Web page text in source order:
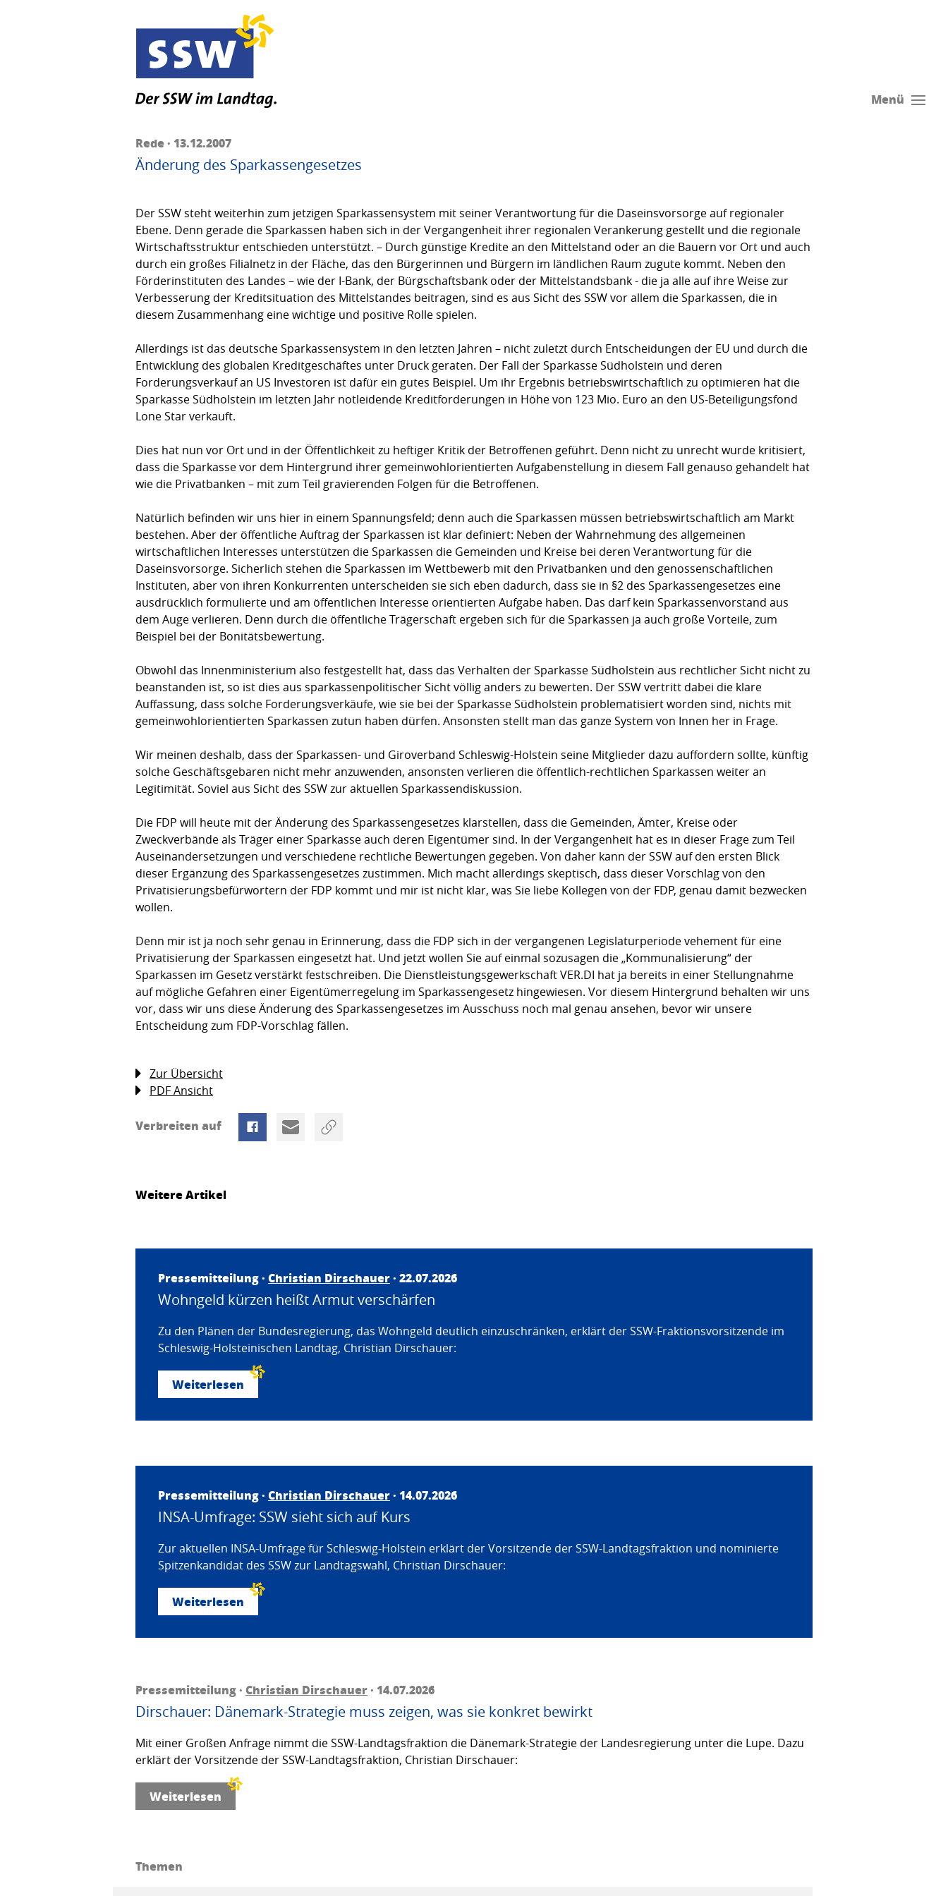
Menü
Rede · 13.12.2007
Änderung des Sparkassengesetzes
Der SSW steht weiterhin zum jetzigen Sparkassensystem mit seiner Verantwortung für die Daseinsvorsorge auf regionaler
Ebene. Denn gerade die Sparkassen haben sich in der Vergangenheit ihrer regionalen Verankerung gestellt und die regionale
Wirtschaftsstruktur entschieden unterstützt. – Durch günstige Kredite an den Mittelstand oder an die Bauern vor Ort und auch
durch ein großes Filialnetz in der Fläche, das den Bürgerinnen und Bürgern im ländlichen Raum zugute kommt. Neben den
Förderinstituten des Landes – wie der I-Bank, der Bürgschaftsbank oder der Mittelstandsbank - die ja alle auf ihre Weise zur
Verbesserung der Kreditsituation des Mittelstandes beitragen, sind es aus Sicht des SSW vor allem die Sparkassen, die in
diesem Zusammenhang eine wichtige und positive Rolle spielen.
Allerdings ist das deutsche Sparkassensystem in den letzten Jahren – nicht zuletzt durch Entscheidungen der EU und durch die
Entwicklung des globalen Kreditgeschäftes unter Druck geraten. Der Fall der Sparkasse Südholstein und deren
Forderungsverkauf an US Investoren ist dafür ein gutes Beispiel. Um ihr Ergebnis betriebswirtschaftlich zu optimieren hat die
Sparkasse Südholstein im letzten Jahr notleidende Kreditforderungen in Höhe von 123 Mio. Euro an den US-Beteiligungsfond
Lone Star verkauft.
Dies hat nun vor Ort und in der Öffentlichkeit zu heftiger Kritik der Betroffenen geführt. Denn nicht zu unrecht wurde kritisiert,
dass die Sparkasse vor dem Hintergrund ihrer gemeinwohlorientierten Aufgabenstellung in diesem Fall genauso gehandelt hat
wie die Privatbanken – mit zum Teil gravierenden Folgen für die Betroffenen.
Natürlich befinden wir uns hier in einem Spannungsfeld; denn auch die Sparkassen müssen betriebswirtschaftlich am Markt
bestehen. Aber der öffentliche Auftrag der Sparkassen ist klar definiert: Neben der Wahrnehmung des allgemeinen
wirtschaftlichen Interesses unterstützen die Sparkassen die Gemeinden und Kreise bei deren Verantwortung für die
Daseinsvorsorge. Sicherlich stehen die Sparkassen im Wettbewerb mit den Privatbanken und den genossenschaftlichen
Instituten, aber von ihren Konkurrenten unterscheiden sie sich eben dadurch, dass sie in §2 des Sparkassengesetzes eine
ausdrücklich formulierte und am öffentlichen Interesse orientierten Aufgabe haben. Das darf kein Sparkassenvorstand aus
dem Auge verlieren. Denn durch die öffentliche Trägerschaft ergeben sich für die Sparkassen ja auch große Vorteile, zum
Beispiel bei der Bonitätsbewertung.
Obwohl das Innenministerium also festgestellt hat, dass das Verhalten der Sparkasse Südholstein aus rechtlicher Sicht nicht zu
beanstanden ist, so ist dies aus sparkassenpolitischer Sicht völlig anders zu bewerten. Der SSW vertritt dabei die klare
Auffassung, dass solche Forderungsverkäufe, wie sie bei der Sparkasse Südholstein problematisiert worden sind, nichts mit
gemeinwohlorientierten Sparkassen zutun haben dürfen. Ansonsten stellt man das ganze System von Innen her in Frage.
Wir meinen deshalb, dass der Sparkassen- und Giroverband Schleswig-Holstein seine Mitglieder dazu auffordern sollte, künftig
solche Geschäftsgebaren nicht mehr anzuwenden, ansonsten verlieren die öffentlich-rechtlichen Sparkassen weiter an
Legitimität. Soviel aus Sicht des SSW zur aktuellen Sparkassendiskussion.
Die FDP will heute mit der Änderung des Sparkassengesetzes klarstellen, dass die Gemeinden, Ämter, Kreise oder
Zweckverbände als Träger einer Sparkasse auch deren Eigentümer sind. In der Vergangenheit hat es in dieser Frage zum Teil
Auseinandersetzungen und verschiedene rechtliche Bewertungen gegeben. Von daher kann der SSW auf den ersten Blick
dieser Ergänzung des Sparkassengesetzes zustimmen. Mich macht allerdings skeptisch, dass dieser Vorschlag von den
Privatisierungsbefürwortern der FDP kommt und mir ist nicht klar, was Sie liebe Kollegen von der FDP, genau damit bezwecken
wollen.
Denn mir ist ja noch sehr genau in Erinnerung, dass die FDP sich in der vergangenen Legislaturperiode vehement für eine
Privatisierung der Sparkassen eingesetzt hat. Und jetzt wollen Sie auf einmal sozusagen die „Kommunalisierung“ der
Sparkassen im Gesetz verstärkt festschreiben. Die Dienstleistungsgewerkschaft VER.DI hat ja bereits in einer Stellungnahme
auf mögliche Gefahren einer Eigentümerregelung im Sparkassengesetz hingewiesen. Vor diesem Hintergrund behalten wir uns
vor, dass wir uns diese Änderung des Sparkassengesetzes im Ausschuss noch mal genau ansehen, bevor wir unsere
Entscheidung zum FDP-Vorschlag fällen.
Zur Übersicht
PDF Ansicht
Verbreiten auf
Weitere Artikel
Pressemitteilung · Christian Dirschauer· 22.07.2026
Wohngeld kürzen heißt Armut verschärfen
Zu den Plänen der Bundesregierung, das Wohngeld deutlich einzuschränken, erklärt der SSW-Fraktionsvorsitzende im
Schleswig-Holsteinischen Landtag, Christian Dirschauer:
Weiterlesen
Pressemitteilung · Christian Dirschauer· 14.07.2026
INSA-Umfrage: SSW sieht sich auf Kurs
Zur aktuellen INSA-Umfrage für Schleswig-Holstein erklärt der Vorsitzende der SSW-Landtagsfraktion und nominierte
Spitzenkandidat des SSW zur Landtagswahl, Christian Dirschauer:
Weiterlesen
Pressemitteilung · Christian Dirschauer· 14.07.2026
Dirschauer: Dänemark-Strategie muss zeigen, was sie konkret bewirkt
Mit einer Großen Anfrage nimmt die SSW-Landtagsfraktion die Dänemark-Strategie der Landesregierung unter die Lupe. Dazu
erklärt der Vorsitzende der SSW-Landtagsfraktion, Christian Dirschauer:
Weiterlesen
Themen